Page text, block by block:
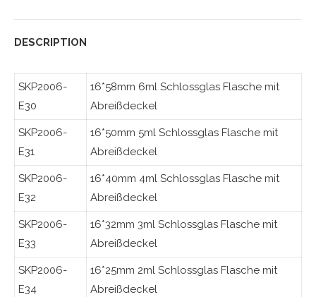
DESCRIPTION
SKP2006-
E30
16*58mm 6ml Schlossglas Flasche mit
Abreißdeckel
SKP2006-
E31
16*50mm 5ml Schlossglas Flasche mit
Abreißdeckel
SKP2006-
E32
16*40mm 4ml Schlossglas Flasche mit
Abreißdeckel
SKP2006-
E33
16*32mm 3ml Schlossglas Flasche mit
Abreißdeckel
SKP2006-
E34
16*25mm 2ml Schlossglas Flasche mit
Abreißdeckel